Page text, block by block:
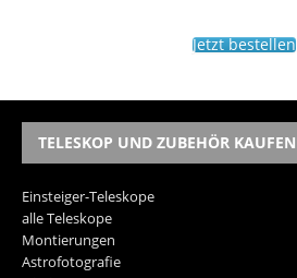
Jetzt bestellen
TELESKOP UND ZUBEHÖR KAUFEN
Einsteiger-Teleskope
alle Teleskope
Montierungen
Astrofotografie